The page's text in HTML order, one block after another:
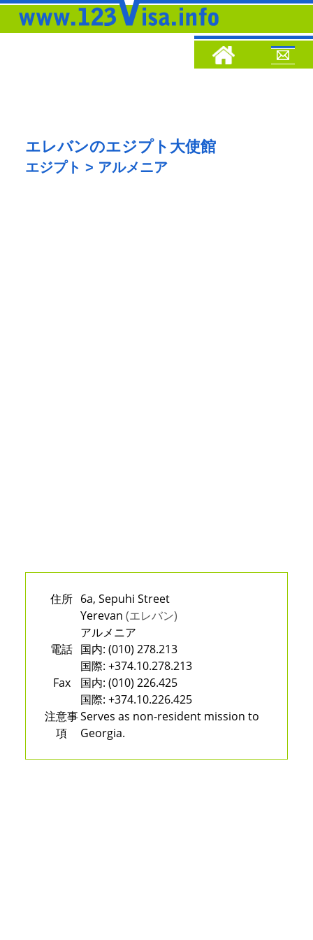
エレバンのエジプト大使館
エジプト > アルメニア
住所 6a, Sepuhi Street
Yerevan (エレバン)
アルメニア
電話 国内: (010) 278.213
国際: +374.10.278.213
Fax
国内: (010) 226.425
国際: +374.10.226.425
注意事
項
Serves as non-resident mission to
Georgia.